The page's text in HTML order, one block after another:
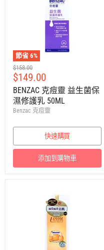
節省 6%
建
議
零
售
價
$158.00
售
價
$149.00
BENZAC 克痘靈 益生菌保
濕修護乳 50ML
Benzac 克痘靈
快速購買
添加到購物車